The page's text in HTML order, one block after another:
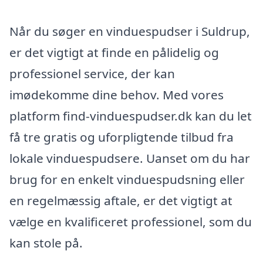
Når du søger en vinduespudser i Suldrup,
er det vigtigt at finde en pålidelig og
professionel service, der kan
imødekomme dine behov. Med vores
platform find-vinduespudser.dk kan du let
få tre gratis og uforpligtende tilbud fra
lokale vinduespudsere. Uanset om du har
brug for en enkelt vinduespudsning eller
en regelmæssig aftale, er det vigtigt at
vælge en kvalificeret professionel, som du
kan stole på.